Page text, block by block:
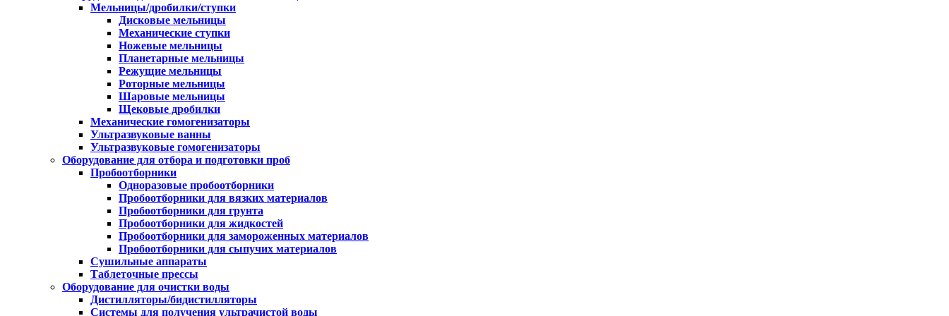
Мельницы/дробилки/ступки
Дисковые мельницы
Механические ступки
Ножевые мельницы
Планетарные мельницы
Режущие мельницы
Роторные мельницы
Шаровые мельницы
Щековые дробилки
Механические гомогенизаторы
Ультразвуковые ванны
Ультразвуковые гомогенизаторы
Оборудование для отбора и подготовки проб
Пробоотборники
Одноразовые пробоотборники
Пробоотборники для вязких материалов
Пробоотборники для грунта
Пробоотборники для жидкостей
Пробоотборники для замороженных материалов
Пробоотборники для сыпучих материалов
Сушильные аппараты
Таблеточные прессы
Оборудование для очистки воды
Дистилляторы/бидистилляторы
Системы для получения ультрачистой воды